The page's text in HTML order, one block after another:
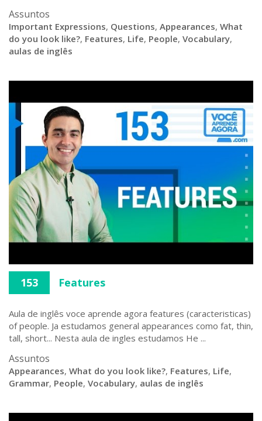
Assuntos
Important Expressions, Questions, Appearances, What
do you look like?, Features, Life, People, Vocabulary,
aulas de inglês
153 Features
Aula de inglês voce aprende agora features (caracteristicas)
of people. Ja estudamos general appearances como fat, thin,
tall, short... Nesta aula de ingles estudamos He ...
Assuntos
Appearances, What do you look like?, Features, Life,
Grammar, People, Vocabulary, aulas de inglês